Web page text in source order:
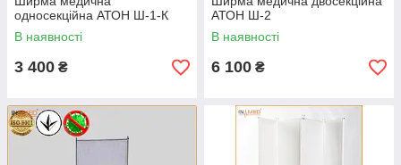
односекційна АТОН Ш-1-К
В наявності
3 400 ₴
АТОН Ш-2
В наявності
6 100 ₴